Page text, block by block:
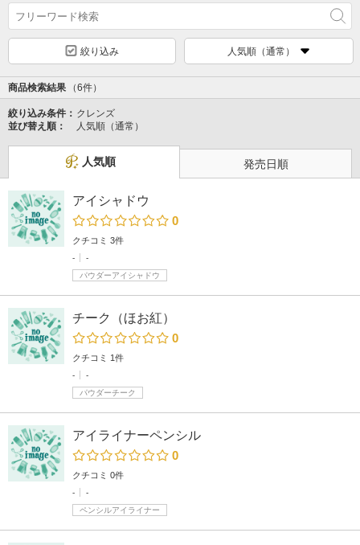
絞り込み 人気順（通常）
商品検索結果 （6件）
絞り込み条件： クレンズ
並び替え順：
人気順（通常）
人気順 発売日順
アイシャドウ
0
クチコミ 3件
-
-
パウダーアイシャドウ
チーク（ほお紅）
0
クチコミ 1件
-
-
パウダーチーク
アイライナーペンシル
0
クチコミ 0件
-
-
ペンシルアイライナー